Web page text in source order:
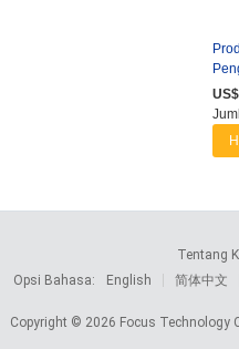
Tentang
Opsi Bahasa:
English 简体中文
Copyright © 2026 Focus Technology